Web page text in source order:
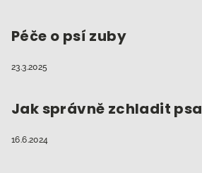
Péče o psí zuby
23.3.2025
Jak správně zchladit
16.6.2024